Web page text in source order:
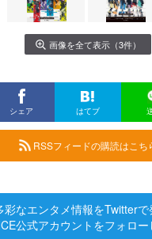
画像を全て表示（3件）
シェア はてブ
RSSフィードの購読はこち
彩なエンタメ情報をTwitterで
公式アカウントをフォロー